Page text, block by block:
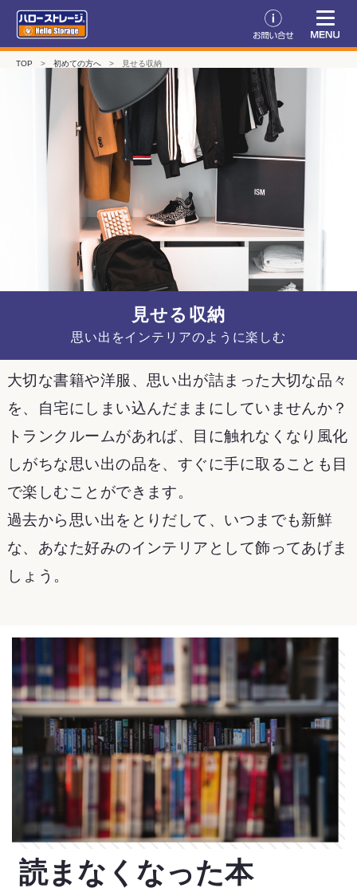
TOP > 初めての方へ > 見せる収納
見せる収納
思い出をインテリアのように楽しむ
大切な書籍や洋服、思い出が詰まった大切な品々
を、自宅にしまい込んだままにしていませんか？
トランクルームがあれば、目に触れなくなり風化
しがちな思い出の品を、すぐに手に取ることも目
で楽しむことができます。
過去から思い出をとりだして、いつまでも新鮮
な、あなた好みのインテリアとして飾ってあげま
しょう。
読まなくなった本